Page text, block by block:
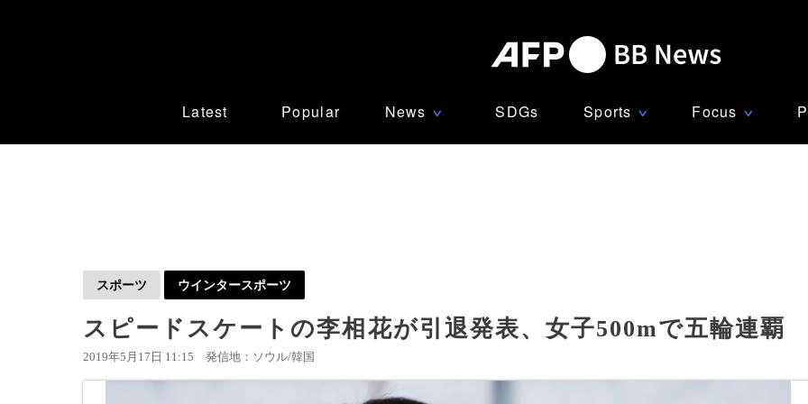
Latest Popular News ∨ SDGs Sports ∨ Focus ∨
スポーツ ウインタースポーツ
スピードスケートの李相花が引退発表、女子500mで五輪連覇
2019年5月17日 11:15 発信地：ソウル/韓国